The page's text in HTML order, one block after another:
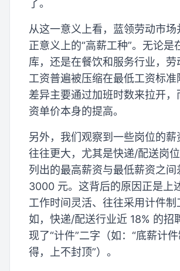
了。
从这一意义上看，蓝领劳动市场
正意义上的“高薪工种”。无论是
库，还是在餐饮和服务行业，劳
工资普遍被压缩在最低工资标准
差异主要通过加班时数来拉开，
资单价本身的提高。
另外，我们观察到一些岗位的薪
往往更大，尤其是快递/配送岗
列出的最高薪资与最低薪资之间
3000 元。这背后的原因正是上
工作时间灵活、往往采用计件制
如，快递/配送行业近 18% 的招
现了“计件”二字（如：“底薪计
得，上不封顶”）。